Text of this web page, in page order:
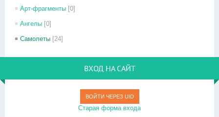
Арт-фрагменты [0]
Ангелы [0]
Самолеты [24]
ВХОД НА САЙТ
ВОЙТИ ЧЕРЕЗ UID
Старая форма входа